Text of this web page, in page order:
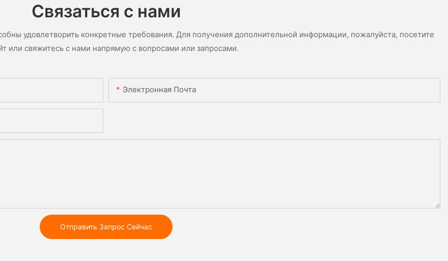
Связаться с нами
удовлетворить конкретные требования. Для получения дополнительной информации, пожалуйста, посетите
или свяжитесь с нами напрямую с вопросами или запросами.
Электронная Почта
Отправить Запрос Сейчас